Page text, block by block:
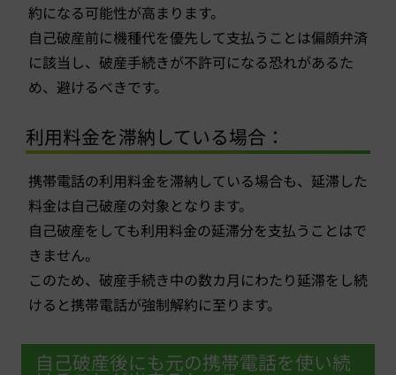
約になる可能性が高まります。
自己破産前に機種代を優先して支払うことは偏頗弁済
に該当し、破産手続きが不許可になる恐れがあるた
め、避けるべきです。
利用料金を滞納している場合：
携帯電話の利用料金を滞納している場合も、延滞した
料金は自己破産の対象となります。
自己破産をしても利用料金の延滞分を支払うことはで
きません。
このため、破産手続き中の数カ月にわたり延滞をし続
けると携帯電話が強制解約に至ります。
自己破産後にも元の携帯電話を使い続